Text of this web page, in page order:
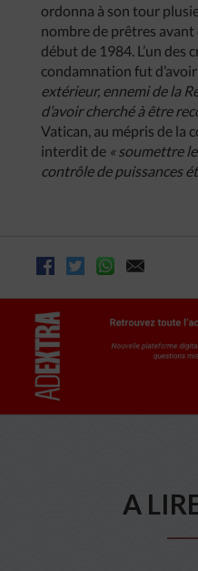
ordonna à son tour
nombre de prêtres avant
début de 1984. L’un des
condamnation fut d’avoir
extérieur, ennemi de la
d’avoir cherché à être
Vatican, au mépris de la
interdit de « soumettre
contrôle de puissances
A